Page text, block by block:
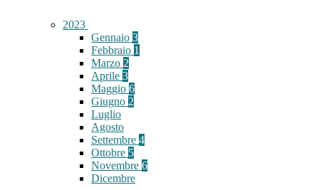
2023
Gennaio 3
Febbraio 1
Marzo 2
Aprile 3
Maggio 6
Giugno 2
Luglio
Agosto
Settembre 4
Ottobre 5
Novembre 6
Dicembre